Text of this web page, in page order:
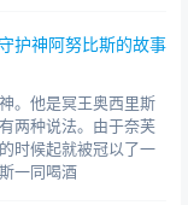
。他是冥王奥西里斯
两种说法。由于奈芙
时候起就被冠以了一
一同喝酒